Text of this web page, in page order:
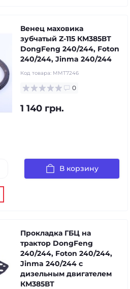
Венец маховика
зубчатый Z-115 КМ385ВТ
DongFeng 240/244, Foton
240/244, Jinma 240/244
Код товара: MMT7246
0
1 140 грн.
В корзину
Прокладка ГБЦ на
трактор DongFeng
240/244, Foton 240/244,
Jinma 240/244 с
дизельным двигателем
КМ385ВТ